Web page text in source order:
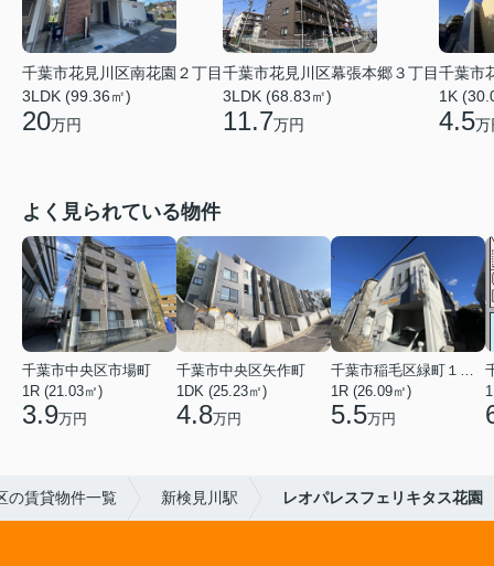
千葉市花見川区南花園２丁目
3LDK (99.36㎡)
20万円
千葉市花見川区幕張本郷３丁目
3LDK (68.83㎡)
11.7万円
千葉市
1K
4.5万
よく見られている物件
千葉市中央区市場町
1R (21.03㎡)
3.9万円
千葉市中央区矢作町
1DK (25.23㎡)
4.8万円
千葉市稲毛区緑町１丁目
1R (26.09㎡)
5.5万円
の賃貸物件一覧 新検見川駅 レオパレスフェリキタス花園